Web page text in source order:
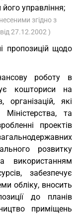
управління;
згідно з
від 27.12.2002 )
пропозицій щодо
роботу в
кошториси на
організацій, які
та
проектів
розвитку
використанням
забезпечує
обліку, вносить
до планів
приміщень